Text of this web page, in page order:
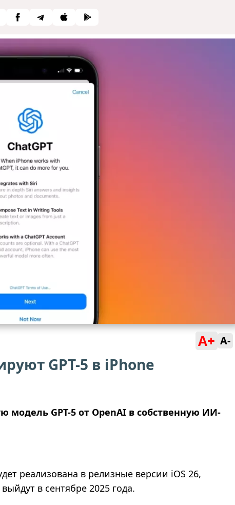
A+ A-
GPT-5 в iPhone
модель GPT-5 от OpenAI в собственную ИИ-
реализована в релизные версии iOS 26,
в сентябре 2025 года.